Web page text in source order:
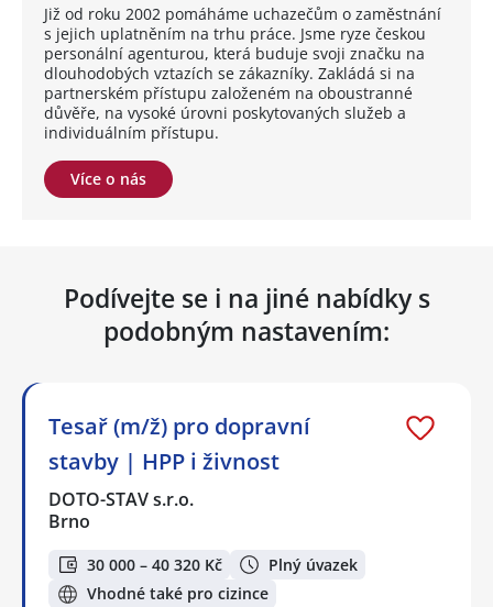
Již od roku 2002 pomáháme uchazečům o zaměstnání
s jejich uplatněním na trhu práce. Jsme ryze českou
personální agenturou, která buduje svoji značku na
dlouhodobých vztazích se zákazníky. Zakládá si na
partnerském přístupu založeném na oboustranné
důvěře, na vysoké úrovni poskytovaných služeb a
individuálním přístupu.
Více o nás
Podívejte se i na jiné nabídky s
podobným nastavením:
Tesař (m/ž) pro dopravní
stavby | HPP i živnost
DOTO-STAV s.r.o.
Brno
30 000 – 40 320 Kč
Plný úvazek
Vhodné také pro cizince